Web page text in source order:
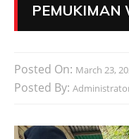
PEMUKIMAN
Posted On: March 23,
Posted By: